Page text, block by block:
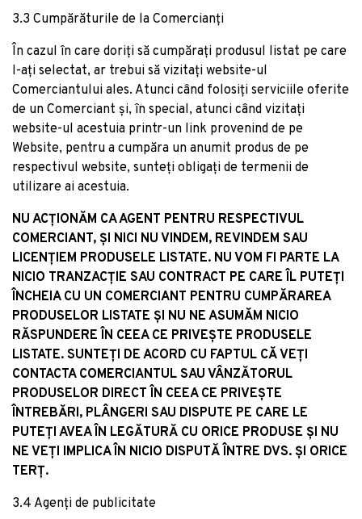
3.3 Cumpărăturile de la Comercianți
În cazul în care doriți să cumpărați produsul listat pe care
l-ați selectat, ar trebui să vizitați website-ul
Comerciantului ales. Atunci când folosiți serviciile oferite
de un Comerciant și, în special, atunci când vizitați
website-ul acestuia printr-un link provenind de pe
Website, pentru a cumpăra un anumit produs de pe
respectivul website, sunteți obligați de termenii de
utilizare ai acestuia.
NU ACȚIONĂM CA AGENT PENTRU RESPECTIVUL
COMERCIANT, ȘI NICI NU VINDEM, REVINDEM SAU
LICENȚIEM PRODUSELE LISTATE. NU VOM FI PARTE LA
NICIO TRANZACȚIE SAU CONTRACT PE CARE ÎL PUTEȚI
ÎNCHEIA CU UN COMERCIANT PENTRU CUMPĂRAREA
PRODUSELOR LISTATE ȘI NU NE ASUMĂM NICIO
RĂSPUNDERE ÎN CEEA CE PRIVEȘTE PRODUSELE
LISTATE. SUNTEȚI DE ACORD CU FAPTUL CĂ VEȚI
CONTACTA COMERCIANTUL SAU VÂNZĂTORUL
PRODUSELOR DIRECT ÎN CEEA CE PRIVEȘTE
ÎNTREBĂRI, PLÂNGERI SAU DISPUTE PE CARE LE
PUTEȚI AVEA ÎN LEGĂTURĂ CU ORICE PRODUSE ȘI NU
NE VEȚI IMPLICA ÎN NICIO DISPUTĂ ÎNTRE DVS. ȘI ORICE
TERȚ.
3.4 Agenți de publicitate